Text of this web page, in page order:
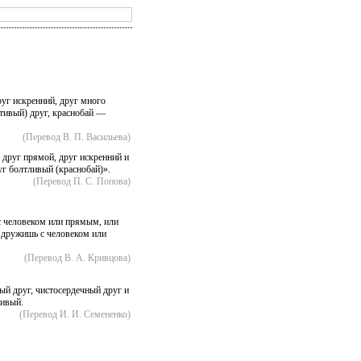
искренний, друг много
друг, краснобай —
(Перевод В. П. Васильева)
прямой, друг искренний и
болтливый (краснобай)».
(Перевод П. С. Попова)
или прямым, или
с человеком или
(Перевод В. А. Кривцова)
друг, чистосердечный друг и
(Перевод И. И. Семененко)